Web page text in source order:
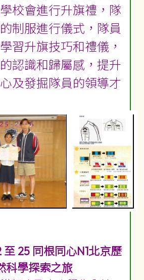
校會進行升旗禮，隊
制服進行儀式，隊員
習升旗技巧和禮儀，
認識和歸屬感，提升
及發掘隊員的領導才
25 同根同心N1北京歷
科學探索之旅